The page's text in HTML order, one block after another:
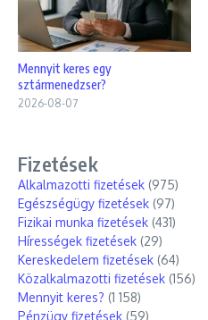
Mennyit keres egy
sztármenedzser?
2026-08-07
Fizetések
Alkalmazotti fizetések (975)
Egészségügy fizetések (97)
Fizikai munka fizetések (431)
Hírességek fizetések (29)
Kereskedelem fizetések (64)
Közalkalmazotti fizetések (156)
Mennyit keres? (1 158)
Pénzügy fizetések (59)